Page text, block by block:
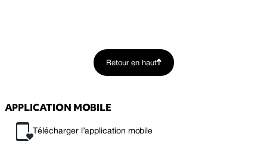
Retour en haut
APPLICATION MOBILE
Télécharger l’application mobile